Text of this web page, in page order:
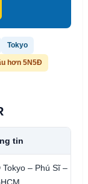
Tokyo
hơn 5N5Đ
tin
– Phú Sĩ –